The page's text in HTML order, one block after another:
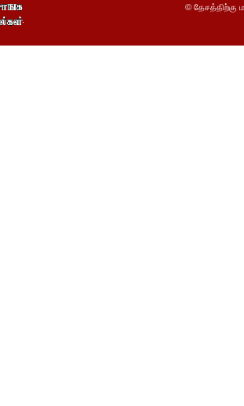
© தேசத்திற்கு